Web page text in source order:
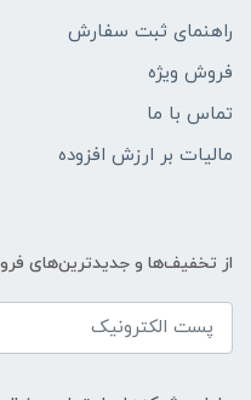
راهنمای ثبت سفارش
فروش ویژه
تماس با ما
مالیات بر ارزش افزوده
از تخفیف‌ها و جدیدترین‌های